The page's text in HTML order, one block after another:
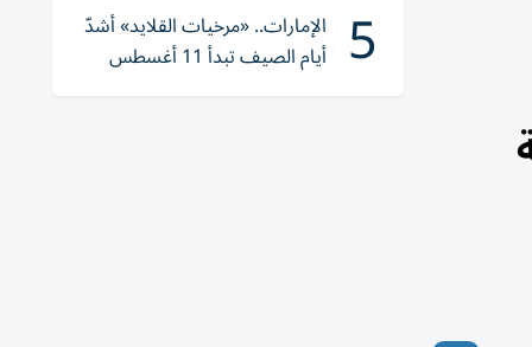
5 الإمارات.. «مرخيات القلايد» أشدّ
أيام الصيف تبدأ 11 أغسطس